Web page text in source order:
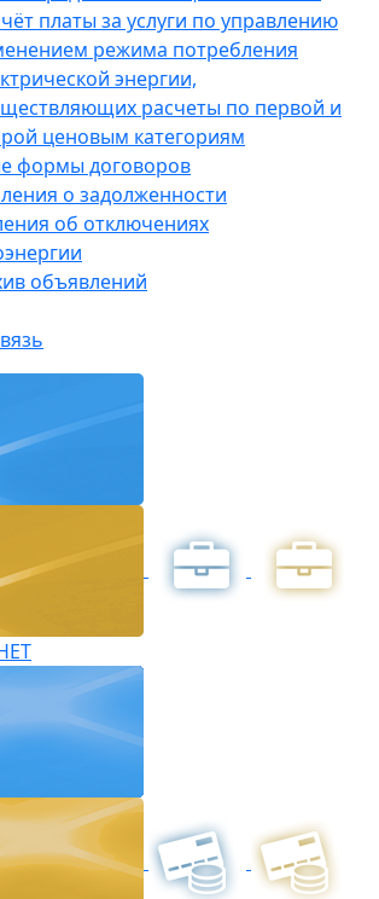
платы за услуги по управлению
режима потребления
энергии,
расчеты по первой и
ценовым категориям
формы договоров
о задолженности
об отключениях
объявлений